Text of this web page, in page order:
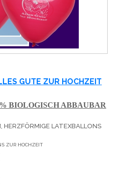
GUTE ZUR HOCHZEIT
BIOLOGISCH ABBAUBAR
HERZFÖRMIGE LATEXBALLONS
ZUR HOCHZEIT